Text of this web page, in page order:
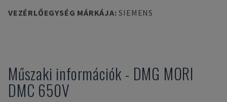
VEZÉRLŐEGYSÉG MÁRKÁJA:SIEMENS
Műszaki információk - DMG MORI
DMC 650V